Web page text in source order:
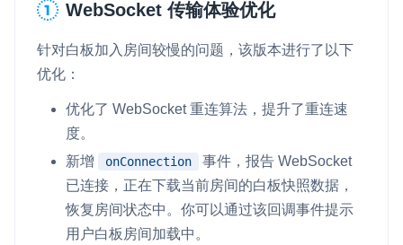
RTC 服务端 SDK
PPT 转码服务
快速高效的文档转换解决方案
水晶球
全周期通话质量检测、回溯和分析方案
控制台
WebSocket 传输体验优化
针对白板加入房间较慢的问题，该版本进行了以下
优化：
优化了 WebSocket 重连算法，提升了重连速
度。
新增
onConnection
事件，报告 WebSocket
已连接，正在下载当前房间的白板快照数据，
恢复房间状态中。你可以通过该回调事件提示
用户白板房间加载中。